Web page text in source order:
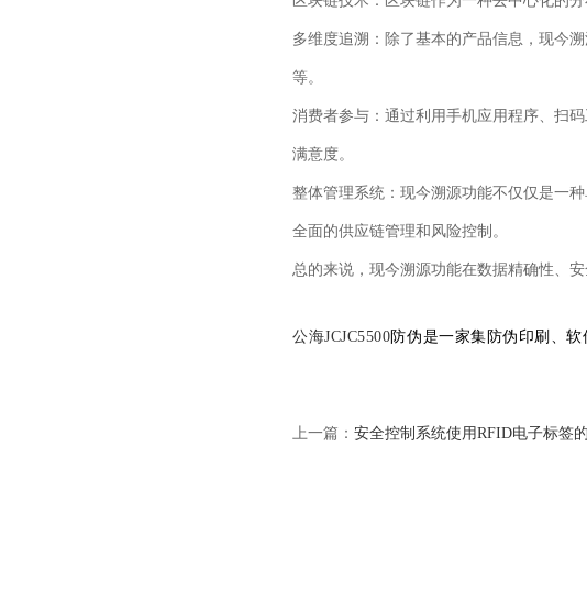
多维度追溯：除了基本的产品信息，现今
等。
消费者参与：通过利用手机应用程序、扫
满意度。
整体管理系统：现今溯源功能不仅仅是一
全面的供应链管理和风险控制。
总的来说，现今溯源功能在数据精确性、
公海JCJC5500防伪是一家集防伪印刷、
上一篇： 安全控制系统使用RFID电子标签